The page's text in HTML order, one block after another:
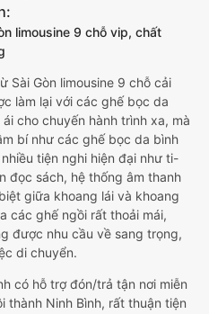
limousine 9 chỗ vip, chất
Sài Gòn limousine 9 chỗ cải
làm lại với các ghế bọc da
cho chuyến hành trình xa, mà
bí như các ghế bọc da bình
tiện nghi hiện đại như ti-
đọc sách, hệ thống âm thanh
giữa khoang lái và khoang
các ghế ngồi rất thoải mái,
được nhu cầu về sang trọng,
di chuyển.
có hỗ trợ đón/trả tận nơi miễn
thành Ninh Bình, rất thuận tiện